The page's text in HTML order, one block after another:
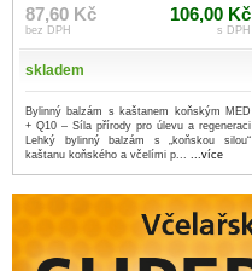
87,60 Kč
bez DPH
106,00 Kč
s DPH
skladem
Bylinný balzám s kaštanem koňským MED
+ Q10 – Síla přírody pro úlevu a regeneraci
Lehký bylinný balzám s „koňskou silou“
kaštanu koňského a včelími p...
...více